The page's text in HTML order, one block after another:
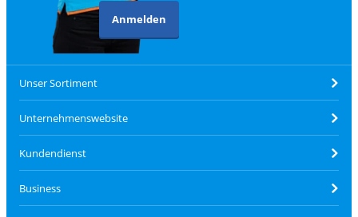
Anmelden
Unser Sortiment
Unternehmenswebsite
Kundendienst
Business